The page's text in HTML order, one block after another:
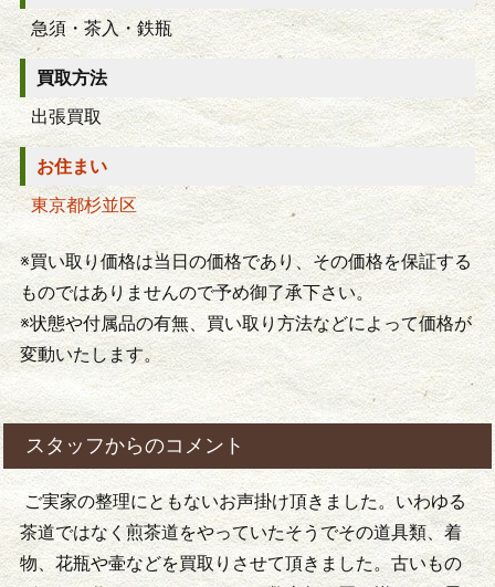
急須・茶入・鉄瓶
買取方法
出張買取
お住まい
東京都杉並区
※買い取り価格は当日の価格であり、その価格を保証する
ものではありませんので予め御了承下さい。
※状態や付属品の有無、買い取り方法などによって価格が
変動いたします。
スタッフからのコメント
ご実家の整理にともないお声掛け頂きました。いわゆる
茶道ではなく煎茶道をやっていたそうでその道具類、着
物、花瓶や壷などを買取りさせて頂きました。古いもの